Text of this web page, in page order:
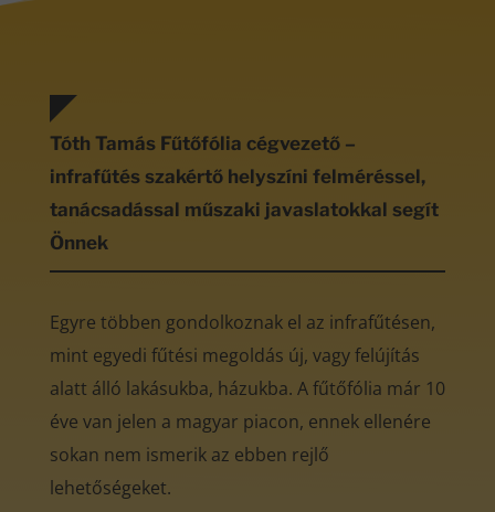
Tóth Tamás Fűtőfólia cégvezető –
infrafűtés szakértő helyszíni felméréssel,
tanácsadással műszaki javaslatokkal segít
Önnek
Egyre többen gondolkoznak el az infrafűtésen,
mint egyedi fűtési megoldás új, vagy felújítás
alatt álló lakásukba, házukba. A fűtőfólia már 10
éve van jelen a magyar piacon, ennek ellenére
sokan nem ismerik az ebben rejlő
lehetőségeket.